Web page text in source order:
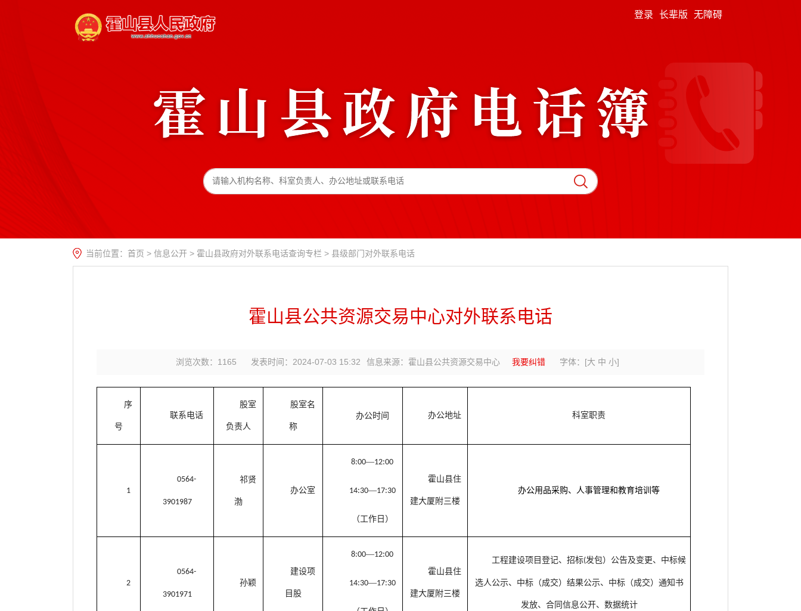
登录 长辈版 无障碍
当前位置： 首页 > 信息公开 > 霍山县政府对外联系电话查询专栏 > 县级部门对外联系电话
霍山县公共资源交易中心对外联系电话
浏览次数： 1165 发表时间：2024-07-03 15:32 信息来源：霍山县公共资源交易中心 我要纠错 字体： [大 中 小]
序
号
联系电话
股室
负责人
股室名
称
办公时间 办公地址 科室职责
1
0564-
3901987
祁贤
渤
办公室
8:00—12:00
14:30—17:30
（工作日）
霍山县住
建大厦附三楼
办公用品采购、人事管理和教育培训等
2
0564-
3901971
孙颖
建设项
目股
8:00—12:00
14:30—17:30
霍山县住
建大厦附三楼
工程建设项目登记、招标(发包）公告及变更、中标候
选人公示、中标（成交）结果公示、中标（成交）通知书
发放、合同信息公开、数据统计